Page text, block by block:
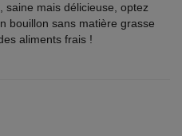
saine mais délicieuse, optez
bouillon sans matière grasse
aliments frais !